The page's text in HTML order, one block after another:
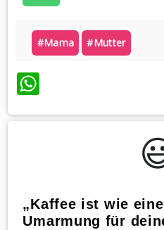
#mama #mutter
WhatsApp
„Kaffee ist wie
Umarmung für